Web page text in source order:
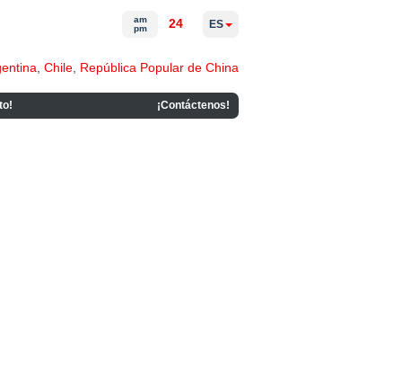
Chile República Popular de China
¡Contáctenos!
am
pm
24 ES